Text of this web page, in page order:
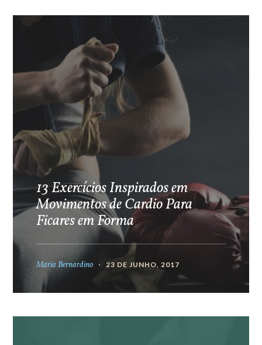
13 Exercícios Inspirados em
Movimentos de Cardio Para
Ficares em Forma
Maria Bernardino 23 DE JUNHO, 2017